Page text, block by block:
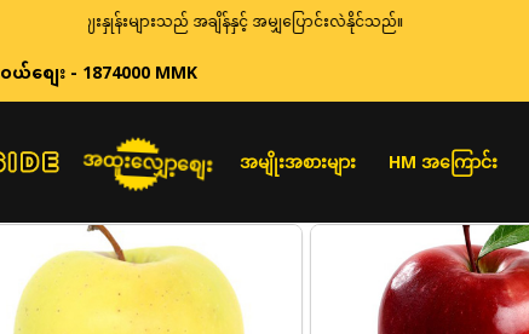
ဈေးနှုန်းများသည် အချိန်နှင့် အမျှပြောင်းလဲနိုင်သည်။
ဝယ်စျေး - 1874000 MMK
အထူးလျှော့စျေး အမျိုးအစားများ HM အကြောင်း